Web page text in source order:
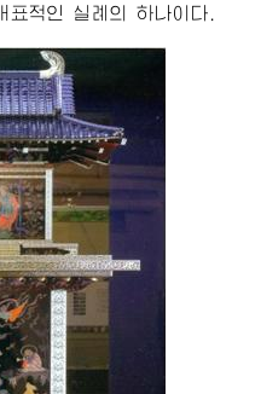
적인 실례의 하나이다.